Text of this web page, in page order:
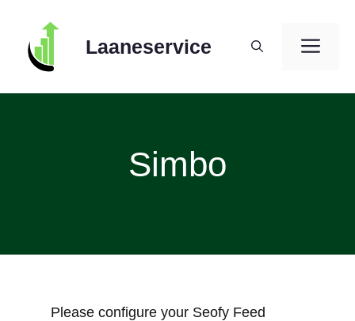
content
Laaneservice
Simbo
Please configure your Seofy Feed